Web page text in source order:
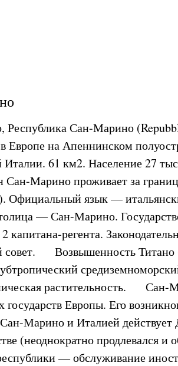
Республика Сан-Марино
в Европе на Апеннинском
Италии. 61 км2. Население 27
Сан-Марино проживает за
Официальный язык —
— Сан-Марино.
2 капитана-регента.
совет. Возвышенность Титано
растительность.
государств Европы. Его
Марино и Италией действует
(неоднократно продлевался
— обслуживание